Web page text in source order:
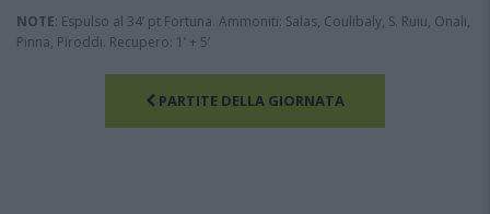
NOTE: Espulso al 34’ pt Fortuna. Ammoniti: Salas, Coulibaly, S. Ruiu, Onali,
Pinna, Piroddi. Recupero: 1’ + 5’
PARTITE DELLA GIORNATA